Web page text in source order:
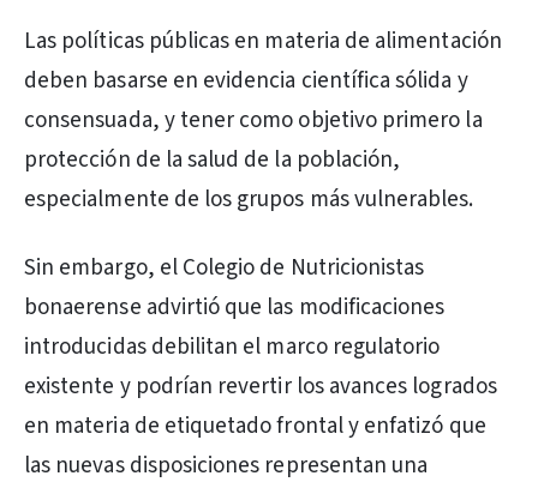
Las políticas públicas en materia de alimentación
deben basarse en evidencia científica sólida y
consensuada, y tener como objetivo primero la
protección de la salud de la población,
especialmente de los grupos más vulnerables.
Sin embargo, el Colegio de Nutricionistas
bonaerense advirtió que las modificaciones
introducidas debilitan el marco regulatorio
existente y podrían revertir los avances logrados
en materia de etiquetado frontal y enfatizó que
las nuevas disposiciones representan una